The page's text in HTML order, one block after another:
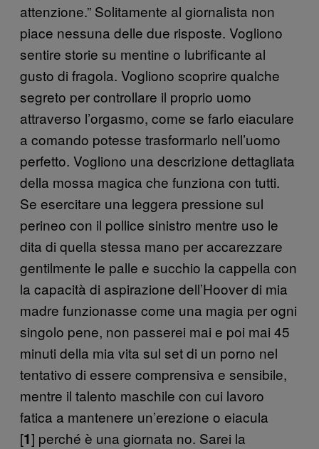
attenzione.” Solitamente al giornalista non
piace nessuna delle due risposte. Vogliono
sentire storie su mentine o lubrificante al
gusto di fragola. Vogliono scoprire qualche
segreto per controllare il proprio uomo
attraverso l’orgasmo, come se farlo eiaculare
a comando potesse trasformarlo nell’uomo
perfetto. Vogliono una descrizione dettagliata
della mossa magica che funziona con tutti.
Se esercitare una leggera pressione sul
perineo con il pollice sinistro mentre uso le
dita di quella stessa mano per accarezzare
gentilmente le palle e succhio la cappella con
la capacità di aspirazione dell’Hoover di mia
madre funzionasse come una magia per ogni
singolo pene, non passerei mai e poi mai 45
minuti della mia vita sul set di un porno nel
tentativo di essere comprensiva e sensibile,
mentre il talento maschile con cui lavoro
fatica a mantenere un’erezione o eiacula
[1] perché è una giornata no. Sarei la